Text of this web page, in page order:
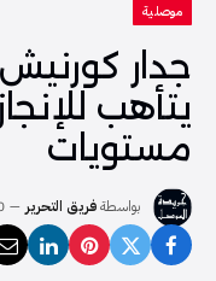
موصلية
جدار
يتأهب
مستويات
بواسطةفريق التحرير 10